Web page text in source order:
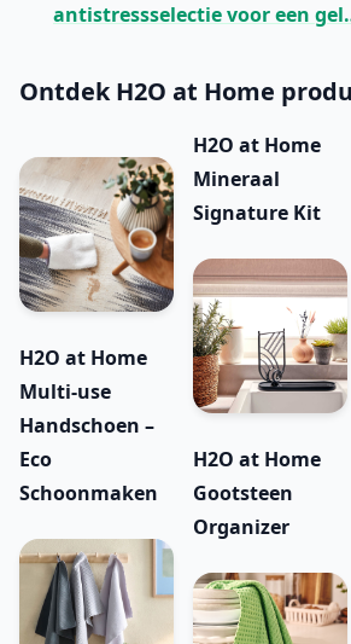
antistressselectie voor een
Ontdek H2O at Home
H2O at Home
Multi-use
Handschoen –
Eco
Schoonmaken
H2O at Home
Mineraal
Signature Kit
H2O at Home
Gootsteen
Organizer